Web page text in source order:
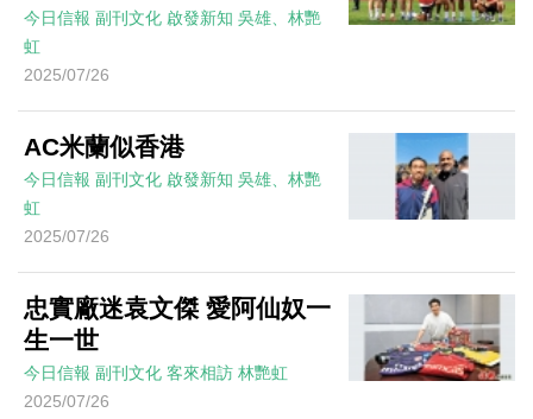
今日信報 副刊文化 啟發新知 吳雄、林艷
虹
2025/07/26
AC米蘭似香港
今日信報 副刊文化 啟發新知 吳雄、林艷
虹
2025/07/26
忠實廠迷袁文傑 愛阿仙奴一
生一世
今日信報 副刊文化 客來相訪 林艷虹
2025/07/26